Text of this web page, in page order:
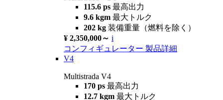
115.6 ps 最高出力
9.6 kgm 最大トルク
202 kg 装備重量（燃料を除く）
¥ 2,350,000～ i
コンフィギュレーター 製品詳細
V4
Multistrada V4
170 ps 最高出力
12.7 kgm 最大トルク